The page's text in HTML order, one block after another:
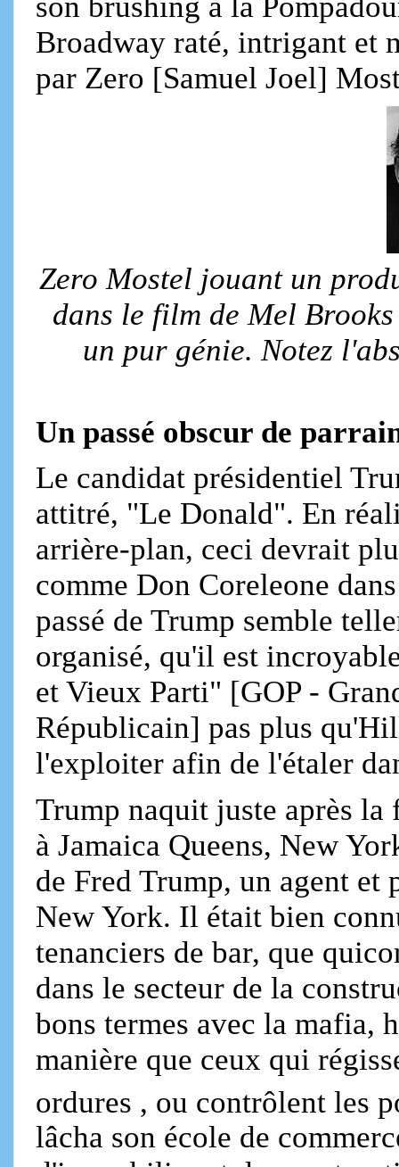
Broadway raté, intrigant et
par Zero [Samuel Joel]
Zero Mostel jouant un
dans le film de Mel
un pur génie. Notez
Un passé obscur de
Le candidat présidentiel
attitré, "Le Donald". En
arrière-plan, ceci devrait
comme Don Coreleone
passé de Trump semble
organisé, qu'il est
et Vieux Parti" [GOP -
Républicain] pas plus
l'exploiter afin de l'étaler
Trump naquit juste après
à Jamaica Queens, New
de Fred Trump, un agent
New York. Il était bien
tenanciers de bar, que
dans le secteur de la
bons termes avec la mafia,
manière que ceux qui
ordures , ou contrôlent les
lâcha son école de